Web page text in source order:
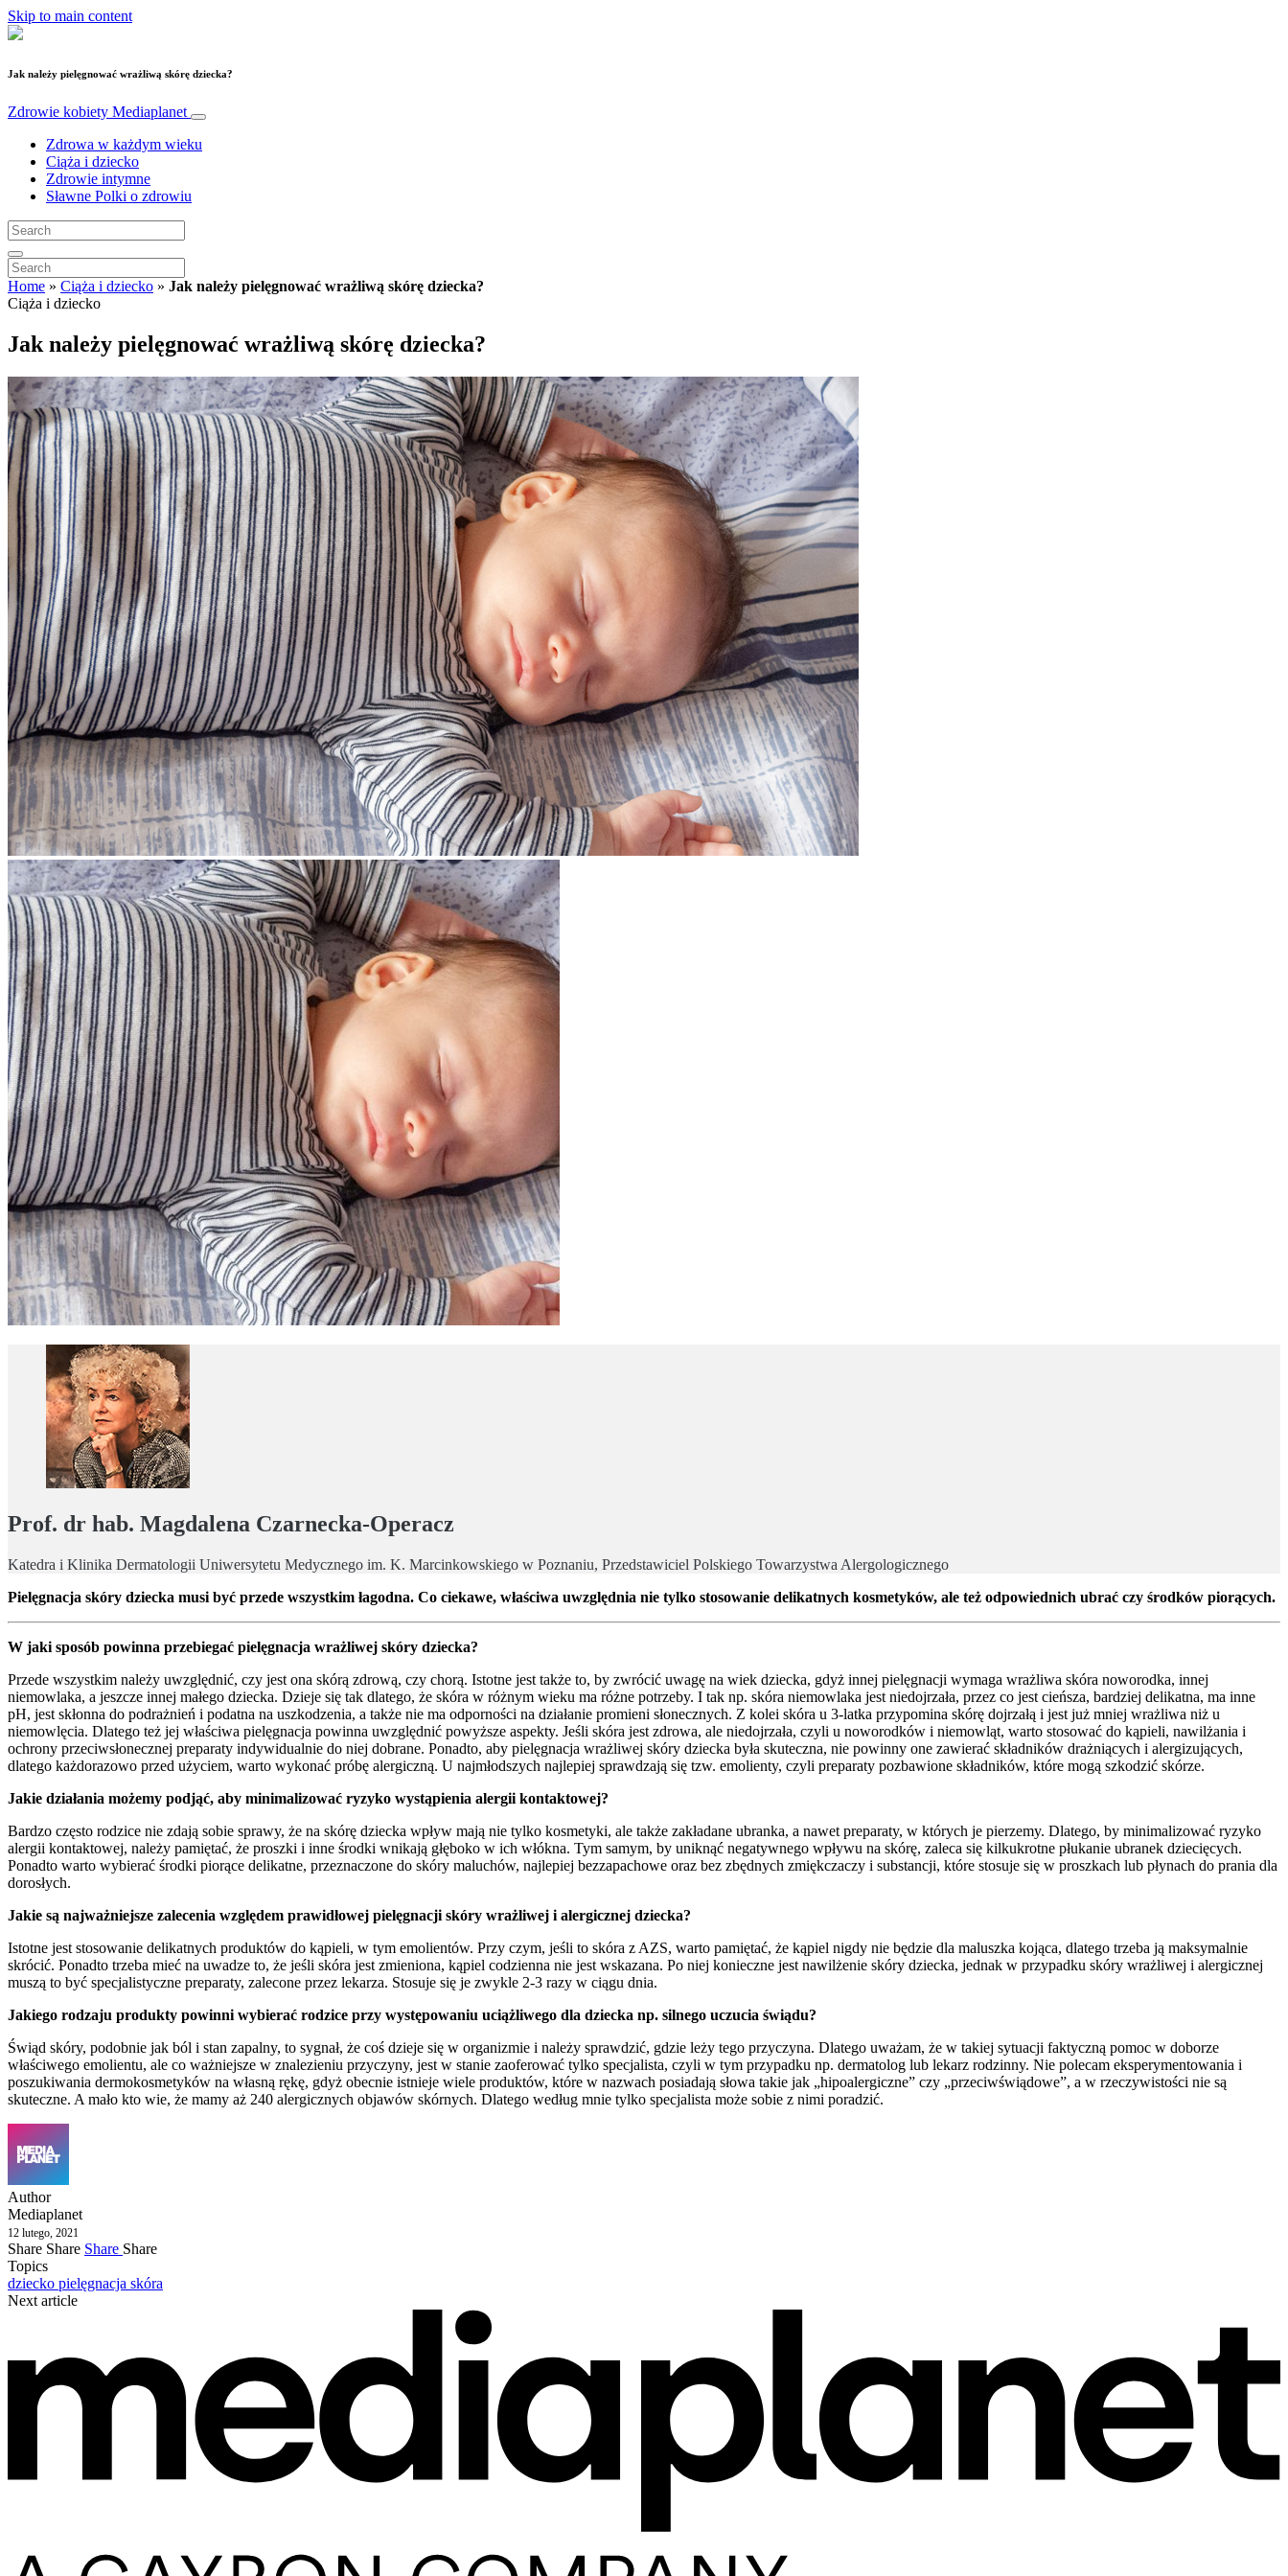
Skip to main content
Jak należy pielęgnować wrażliwą skórę dziecka?
Zdrowie kobiety Mediaplanet
Zdrowa w każdym wieku
Ciąża i dziecko
Zdrowie intymne
Sławne Polki o zdrowiu
Home » Ciąża i dziecko » Jak należy pielęgnować wrażliwą skórę dziecka?
Ciąża i dziecko
Jak należy pielęgnować wrażliwą skórę dziecka?
Prof. dr hab. Magdalena Czarnecka-Operacz
Katedra i Klinika Dermatologii Uniwersytetu Medycznego im. K. Marcinkowskiego w Poznaniu, Przedstawiciel Polskiego Towarzystwa Alergologicznego
Pielęgnacja skóry dziecka musi być przede wszystkim łagodna. Co ciekawe, właściwa uwzględnia nie tylko stosowanie delikatnych kosmetyków, ale też odpowiednich ubrać czy środków piorących.
W jaki sposób powinna przebiegać pielęgnacja wrażliwej skóry dziecka?
Przede wszystkim należy uwzględnić, czy jest ona skórą zdrową, czy chorą. Istotne jest także to, by zwrócić uwagę na wiek dziecka, gdyż innej pielęgnacji wymaga wrażliwa skóra noworodka, innej
niemowlaka, a jeszcze innej małego dziecka. Dzieje się tak dlatego, że skóra w różnym wieku ma różne potrzeby. I tak np. skóra niemowlaka jest niedojrzała, przez co jest cieńsza, bardziej delikatna, ma inne
pH, jest skłonna do podrażnień i podatna na uszkodzenia, a także nie ma odporności na działanie promieni słonecznych. Z kolei skóra u 3-latka przypomina skórę dojrzałą i jest już mniej wrażliwa niż u
niemowlęcia. Dlatego też jej właściwa pielęgnacja powinna uwzględnić powyższe aspekty. Jeśli skóra jest zdrowa, ale niedojrzała, czyli u noworodków i niemowląt, warto stosować do kąpieli, nawilżania i
ochrony przeciwsłonecznej preparaty indywidualnie do niej dobrane. Ponadto, aby pielęgnacja wrażliwej skóry dziecka była skuteczna, nie powinny one zawierać składników drażniących i alergizujących,
dlatego każdorazowo przed użyciem, warto wykonać próbę alergiczną. U najmłodszych najlepiej sprawdzają się tzw. emolienty, czyli preparaty pozbawione składników, które mogą szkodzić skórze.
Jakie działania możemy podjąć, aby minimalizować ryzyko wystąpienia alergii kontaktowej?
Bardzo często rodzice nie zdają sobie sprawy, że na skórę dziecka wpływ mają nie tylko kosmetyki, ale także zakładane ubranka, a nawet preparaty, w których je pierzemy. Dlatego, by minimalizować ryzyko
alergii kontaktowej, należy pamiętać, że proszki i inne środki wnikają głęboko w ich włókna. Tym samym, by uniknąć negatywnego wpływu na skórę, zaleca się kilkukrotne płukanie ubranek dziecięcych.
Ponadto warto wybierać środki piorące delikatne, przeznaczone do skóry maluchów, najlepiej bezzapachowe oraz bez zbędnych zmiękczaczy i substancji, które stosuje się w proszkach lub płynach do prania dla
dorosłych.
Jakie są najważniejsze zalecenia względem prawidłowej pielęgnacji skóry wrażliwej i alergicznej dziecka?
Istotne jest stosowanie delikatnych produktów do kąpieli, w tym emolientów. Przy czym, jeśli to skóra z AZS, warto pamiętać, że kąpiel nigdy nie będzie dla maluszka kojąca, dlatego trzeba ją maksymalnie
skrócić. Ponadto trzeba mieć na uwadze to, że jeśli skóra jest zmieniona, kąpiel codzienna nie jest wskazana. Po niej konieczne jest nawilżenie skóry dziecka, jednak w przypadku skóry wrażliwej i alergicznej
muszą to być specjalistyczne preparaty, zalecone przez lekarza. Stosuje się je zwykle 2-3 razy w ciągu dnia.
Jakiego rodzaju produkty powinni wybierać rodzice przy występowaniu uciążliwego dla dziecka np. silnego uczucia świądu?
Świąd skóry, podobnie jak ból i stan zapalny, to sygnał, że coś dzieje się w organizmie i należy sprawdzić, gdzie leży tego przyczyna. Dlatego uważam, że w takiej sytuacji faktyczną pomoc w doborze
właściwego emolientu, ale co ważniejsze w znalezieniu przyczyny, jest w stanie zaoferować tylko specjalista, czyli w tym przypadku np. dermatolog lub lekarz rodzinny. Nie polecam eksperymentowania i
poszukiwania dermokosmetyków na własną rękę, gdyż obecnie istnieje wiele produktów, które w nazwach posiadają słowa takie jak „hipoalergiczne” czy „przeciwświądowe”, a w rzeczywistości nie są
skuteczne. A mało kto wie, że mamy aż 240 alergicznych objawów skórnych. Dlatego według mnie tylko specjalista może sobie z nimi poradzić.
Author
Mediaplanet
12 lutego, 2021
Share Share Share Share
Topics
dziecko pielęgnacja skóra
Next article